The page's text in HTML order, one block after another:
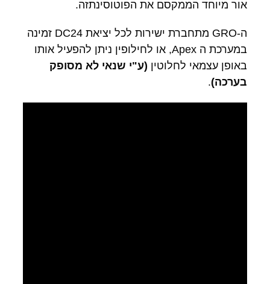
אור מיוחד הממקסם את הפוטוסינתזה.
ה-GRO מתחברת ישירות לכל יציאת DC24 זמינה
במערכת ה Apex, או לחילופין ניתן להפעיל אותו
באופן עצמאי לחלוטין (ע"י שנאי לא מסופק
בערכה).